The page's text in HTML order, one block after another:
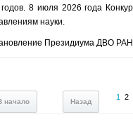
8 июля 2026 года
науки.
Президиума ДВО РАН
начало Назад
1 2